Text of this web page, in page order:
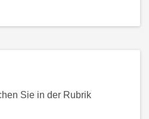
Sie in der Rubrik